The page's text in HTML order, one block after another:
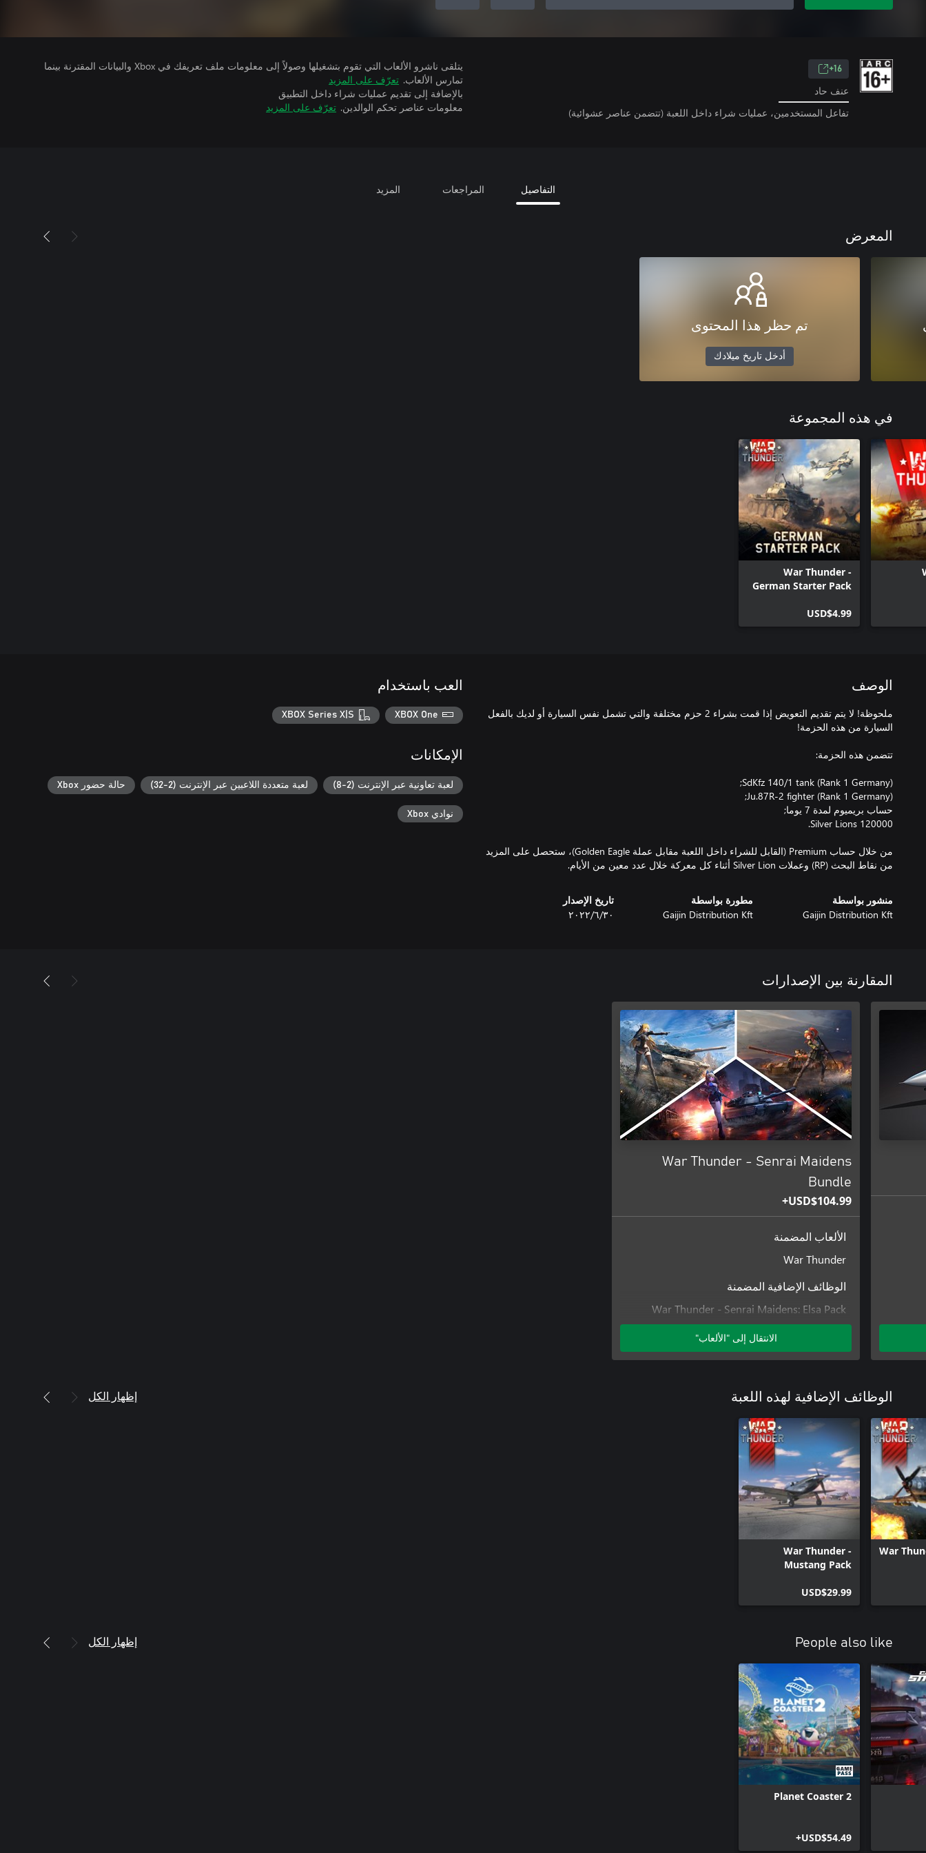
16+
عنف حاد
تفاعل المستخدمين، عمليات شراء داخل اللعبة (تتضمن عناصر عشوائية)
يتلقى ناشرو الألعاب التي تقوم بتشغيلها وصولاً إلى معلومات ملف تعريفك في Xbox والبيانات المقترنة بينما
تمارس الألعاب. تعرّف على المزيد
بالإضافة إلى تقديم عمليات شراء داخل التطبيق
معلومات عناصر تحكم الوالدين. تعرّف على المزيد
التفاصيل المراجعات المزيد
المعرض
تم حظر هذا المحتوى
أدخل تاريخ ميلادك
في هذه المجموعة
War Thunder -
German Starter Pack
USD$4.99
الوصف
ملحوظة! لا يتم تقديم التعويض إذا قمت بشراء 2 حزم مختلفة والتي تشمل نفس السيارة أو لديك بالفعل
من خلال حساب Premium (القابل للشراء داخل اللعبة مقابل عملة Golden Eagle)، ستحصل على المزيد
من نقاط البحث (RP) وعملات Silver Lion أثناء كل معركة خلال عدد معين من الأيام.
منشور بواسطة
Gaijin Distribution Kft
مطورة بواسطة
Gaijin Distribution Kft
تاريخ الإصدار
٣٠‏/٦‏/٢٠٢٢
العب باستخدام
XBOX One
XBOX Series X|S
الإمكانات
لعبة تعاونية عبر الإنترنت (2-8) لعبة متعددة اللاعبين عبر الإنترنت (2-32) حالة حضور Xbox
نوادي Xbox
المقارنة بين الإصدارات
War Thunder - Senrai Maidens
Bundle
USD$104.99+
الألعاب المضمنة
War Thunder
الوظائف الإضافية المضمنة
War Thunder - Senrai Maidens: Elsa Pack
War Thunder - Senrai Maidens: Kate Pack
War Thunder - Senrai Maidens: Maria Pack
الانتقال إلى "الألعاب"
الوظائف الإضافية لهذه اللعبة إظهار الكل
War
War Thunder -
Mustang Pack
USD$29.99
People also like إظهار الكل
Planet Coaster 2
USD$54.49+